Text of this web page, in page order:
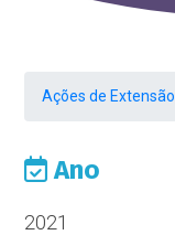
Ações de Extensão
Ano
2021